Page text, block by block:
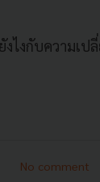
ไงกับความเ
No comment